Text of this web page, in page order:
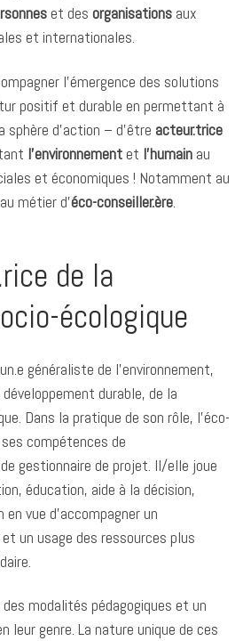
e
et des organisations aux
et internationales.
l’émergence des solutions
positif et durable en permettant à
d’action – d’être acteur.trice
l’environnementet l’humain au
et économiques ! Notamment au
métier d’éco-conseiller.ère.
de la
écologique
généraliste de l’environnement,
développement durable, de la
Dans la pratique de son rôle, l’éco-
compétences de
gestionnaire de projet. Il/elle joue
éducation, aide à la décision,
vue d’accompagner un
un usage des ressources plus
modalités pédagogiques et un
leur genre. La nature unique de ces